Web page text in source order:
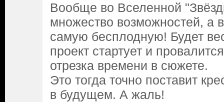
Вообще во Вселенной
множество возможностей, а
самую бесплодную! Будет
проект стартует и
отрезка времени в сюжете.
Это тогда точно поставит
в будущем. А жаль!